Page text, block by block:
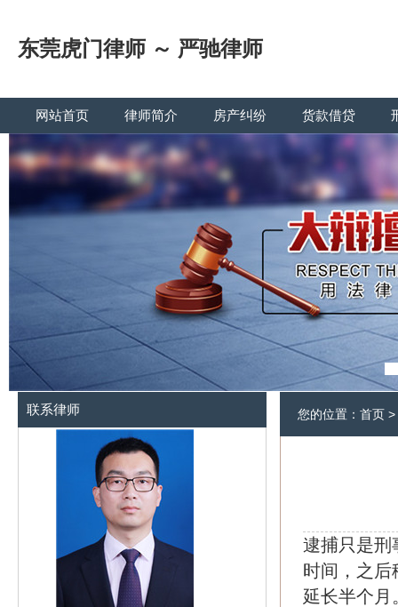
东莞虎门律师 ～ 严驰律师
网站首页 律师简介 房产纠纷 货款借贷
联系律师 您的位置： 首页 >
逮捕只是刑
时间，之后
延长半个月